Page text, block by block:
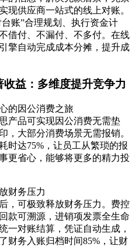
现供应商一站式的线上对账。
账”合理规划、执行资金计
借付、不漏付、不多付。在线
擎自动完成成本分摊，提升成
益：多维度提升竞争力
的因公消费之旅
产品可实现因公消费无需垫
，大部分消费场景无需报销。
时达75%，让员工从繁琐的报
更省心，能够将更多的精力投
财务压力
，可极致释放财务压力。费控
款可溯源，进销项发票全生命
一对账结算，凭证自动生成，
财务入账归档时间85%，让财